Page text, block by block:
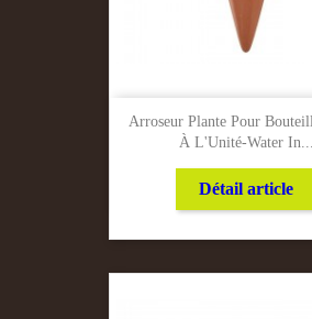
Arroseur Plante Pour
À L'Unité-Water In...
Détail article